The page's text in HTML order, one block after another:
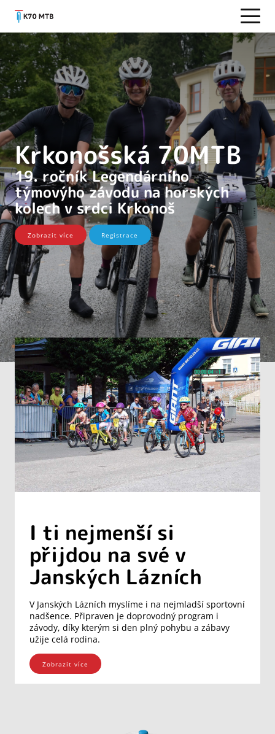
Krkonošská 70MTB
19. ročník Legendárního
týmovýho závodu na horských
kolech v srdci Krkonoš
Zobrazit více Registrace
I ti nejmenší si
přijdou na své v
Janských Lázních
V Janských Lázních myslíme i na nejmladší sportovní
nadšence. Připraven je doprovodný program i
závody, díky kterým si den plný pohybu a zábavy
užije celá rodina.
Zobrazit více